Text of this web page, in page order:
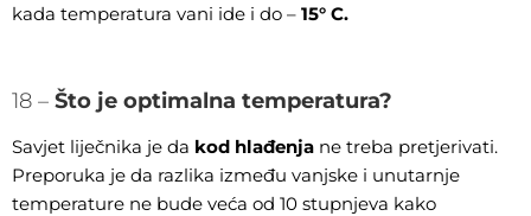
kada temperatura vani ide i do – 15° C.
18 – Što je optimalna temperatura?
Savjet liječnika je da kod hlađenja ne treba pretjerivati.
Preporuka je da razlika između vanjske i unutarnje
temperature ne bude veća od 10 stupnjeva kako